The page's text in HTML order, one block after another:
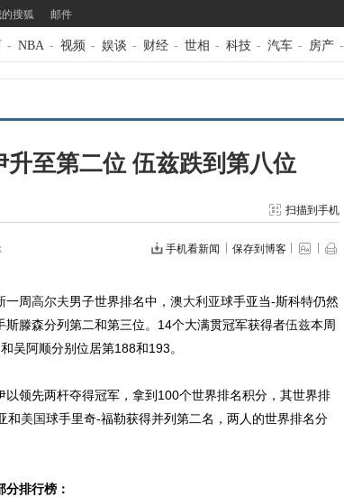
搜狐 邮件
- NBA - 视频 - 娱谈 - 财经 - 世相 - 科技 - 汽车 - 房产 -
至第二位 伍兹跌到第八位
扫描到手机
手机看新闻 保存到博客
一周高尔夫男子世界排名中， 澳大利亚球手亚当-斯科特仍然
滕森分列第二和第三位。14个大满贯冠军获得者伍兹本周
吴阿顺分别位居第188和193。
领先两杆夺得冠军，拿到100个世界排名积分，其世界排
和美国球手里奇-福勒获得并列第二名，两人的世界排名分
排行榜：